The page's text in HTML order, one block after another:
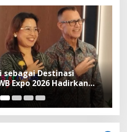
sebagai Destinasi
Expo 2026 Hadirkan
dan Global